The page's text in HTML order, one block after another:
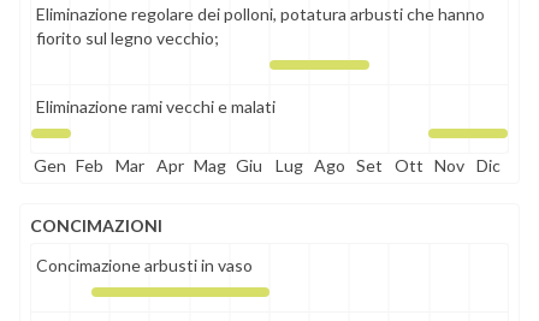
Eliminazione regolare dei polloni, potatura arbusti che hanno
fiorito sul legno vecchio;
Eliminazione rami vecchi e malati
Gen Feb Mar Apr Mag Giu Lug Ago Set Ott Nov Dic
CONCIMAZIONI
Concimazione arbusti in vaso